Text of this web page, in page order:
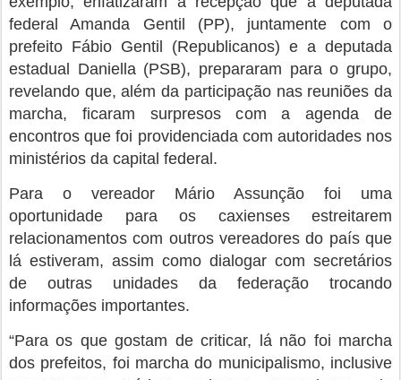
federal Amanda Gentil (PP), juntamente com o
prefeito Fábio Gentil (Republicanos) e a deputada
estadual Daniella (PSB), prepararam para o grupo,
revelando que, além da participação nas reuniões da
marcha, ficaram surpresos com a agenda de
encontros que foi providenciada com autoridades nos
ministérios da capital federal.
Para o vereador Mário Assunção foi uma
oportunidade para os caxienses estreitarem
relacionamentos com outros vereadores do país que
lá estiveram, assim como dialogar com secretários
de outras unidades da federação trocando
informações importantes.
“Para os que gostam de criticar, lá não foi marcha
dos prefeitos, foi marcha do municipalismo, inclusive